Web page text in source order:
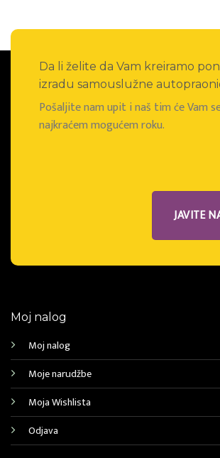
Da li želite da Vam kreiramo
izradu samouslužne
Pošaljite nam upit i naš tim će Vam
najkraćem mogućem roku.
JAVITE
Moj nalog
Moj nalog
Moje narudžbe
Moja Wishlista
Odjava